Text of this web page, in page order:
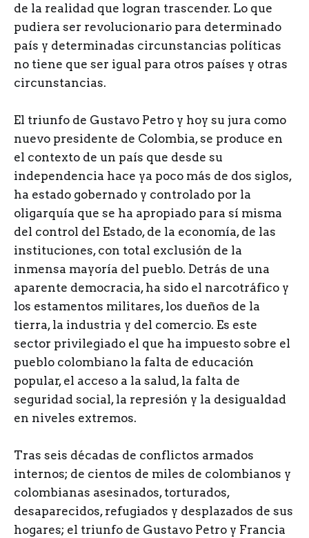
de la realidad que logran trascender. Lo que
pudiera ser revolucionario para determinado
país y determinadas circunstancias políticas
no tiene que ser igual para otros países y otras
circunstancias.
El triunfo de Gustavo Petro y hoy su jura como
nuevo presidente de Colombia, se produce en
el contexto de un país que desde su
independencia hace ya poco más de dos siglos,
ha estado gobernado y controlado por la
oligarquía que se ha apropiado para sí misma
del control del Estado, de la economía, de las
instituciones, con total exclusión de la
inmensa mayoría del pueblo. Detrás de una
aparente democracia, ha sido el narcotráfico y
los estamentos militares, los dueños de la
tierra, la industria y del comercio. Es este
sector privilegiado el que ha impuesto sobre el
pueblo colombiano la falta de educación
popular, el acceso a la salud, la falta de
seguridad social, la represión y la desigualdad
en niveles extremos.
Tras seis décadas de conflictos armados
internos; de cientos de miles de colombianos y
colombianas asesinados, torturados,
desaparecidos, refugiados y desplazados de sus
hogares; el triunfo de Gustavo Petro y Francia